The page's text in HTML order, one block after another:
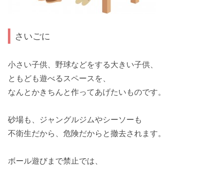
さいごに
小さい子供、野球などをする大きい子供、
ともども遊べるスペースを、
なんとかきちんと作ってあげたい ものです。
砂場も、ジャングルジムやシーソーも
不衛生だから、危険だからと撤去されます。
ボール遊びまで禁止では、